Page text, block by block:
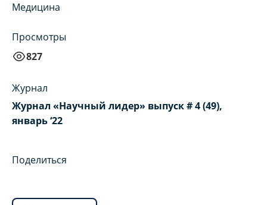
Медицина
Просмотры
827
Журнал
Журнал «Научный лидер» выпуск # 4 (49),
январь ‘22
Поделиться